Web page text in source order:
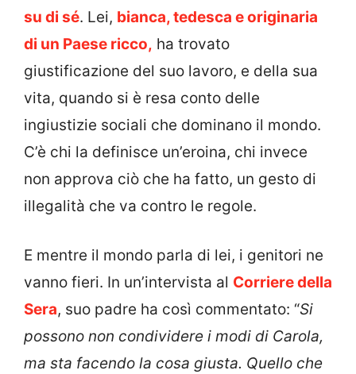
su di sé. Lei, bianca, tedesca e originaria
di un Paese ricco, ha trovato
giustificazione del suo lavoro, e della sua
vita, quando si è resa conto delle
ingiustizie sociali che dominano il mondo.
C’è chi la definisce un’eroina, chi invece
non approva ciò che ha fatto, un gesto di
illegalità che va contro le regole.
E mentre il mondo parla di lei, i genitori ne
vanno fieri. In un’intervista al Corriere della
Sera, suo padre ha così commentato: “Si
possono non condividere i modi di Carola,
ma sta facendo la cosa giusta. Quello che